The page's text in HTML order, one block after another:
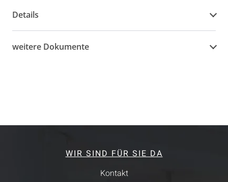
Details
weitere Dokumente
WIR SIND FÜR SIE DA
Kontakt